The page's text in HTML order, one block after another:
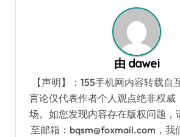
由 dawei
【声明】：155手机网内容转载自
言论仅代表作者个人观点绝非权威
场。如您发现内容存在版权问题，
至邮箱：bqsm@foxmail.com，我